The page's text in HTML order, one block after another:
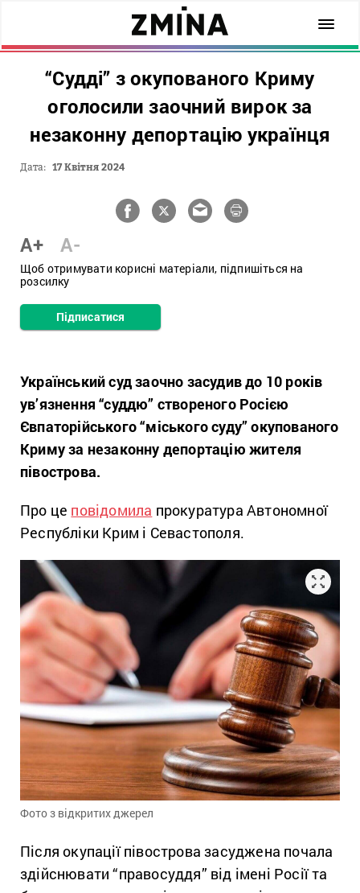
“Судді” з окупованого Криму
оголосили заочний вирок за
незаконну депортацію українця
Дата: 17 Квітня 2024
A+ A-
Щоб отримувати корисні матеріали, підпишіться на
розсилку
Підписатися
Український суд заочно засудив до 10 років
ув’язнення “суддю” створеного Росією
Євпаторійського “міського суду” окупованого
Криму за незаконну депортацію жителя
півострова.
Про це повідомила прокуратура Автономної
Республіки Крим і Севастополя.
Фото з відкритих джерел
Після окупації півострова засуджена почала
здійснювати “правосуддя” від імені Росії та